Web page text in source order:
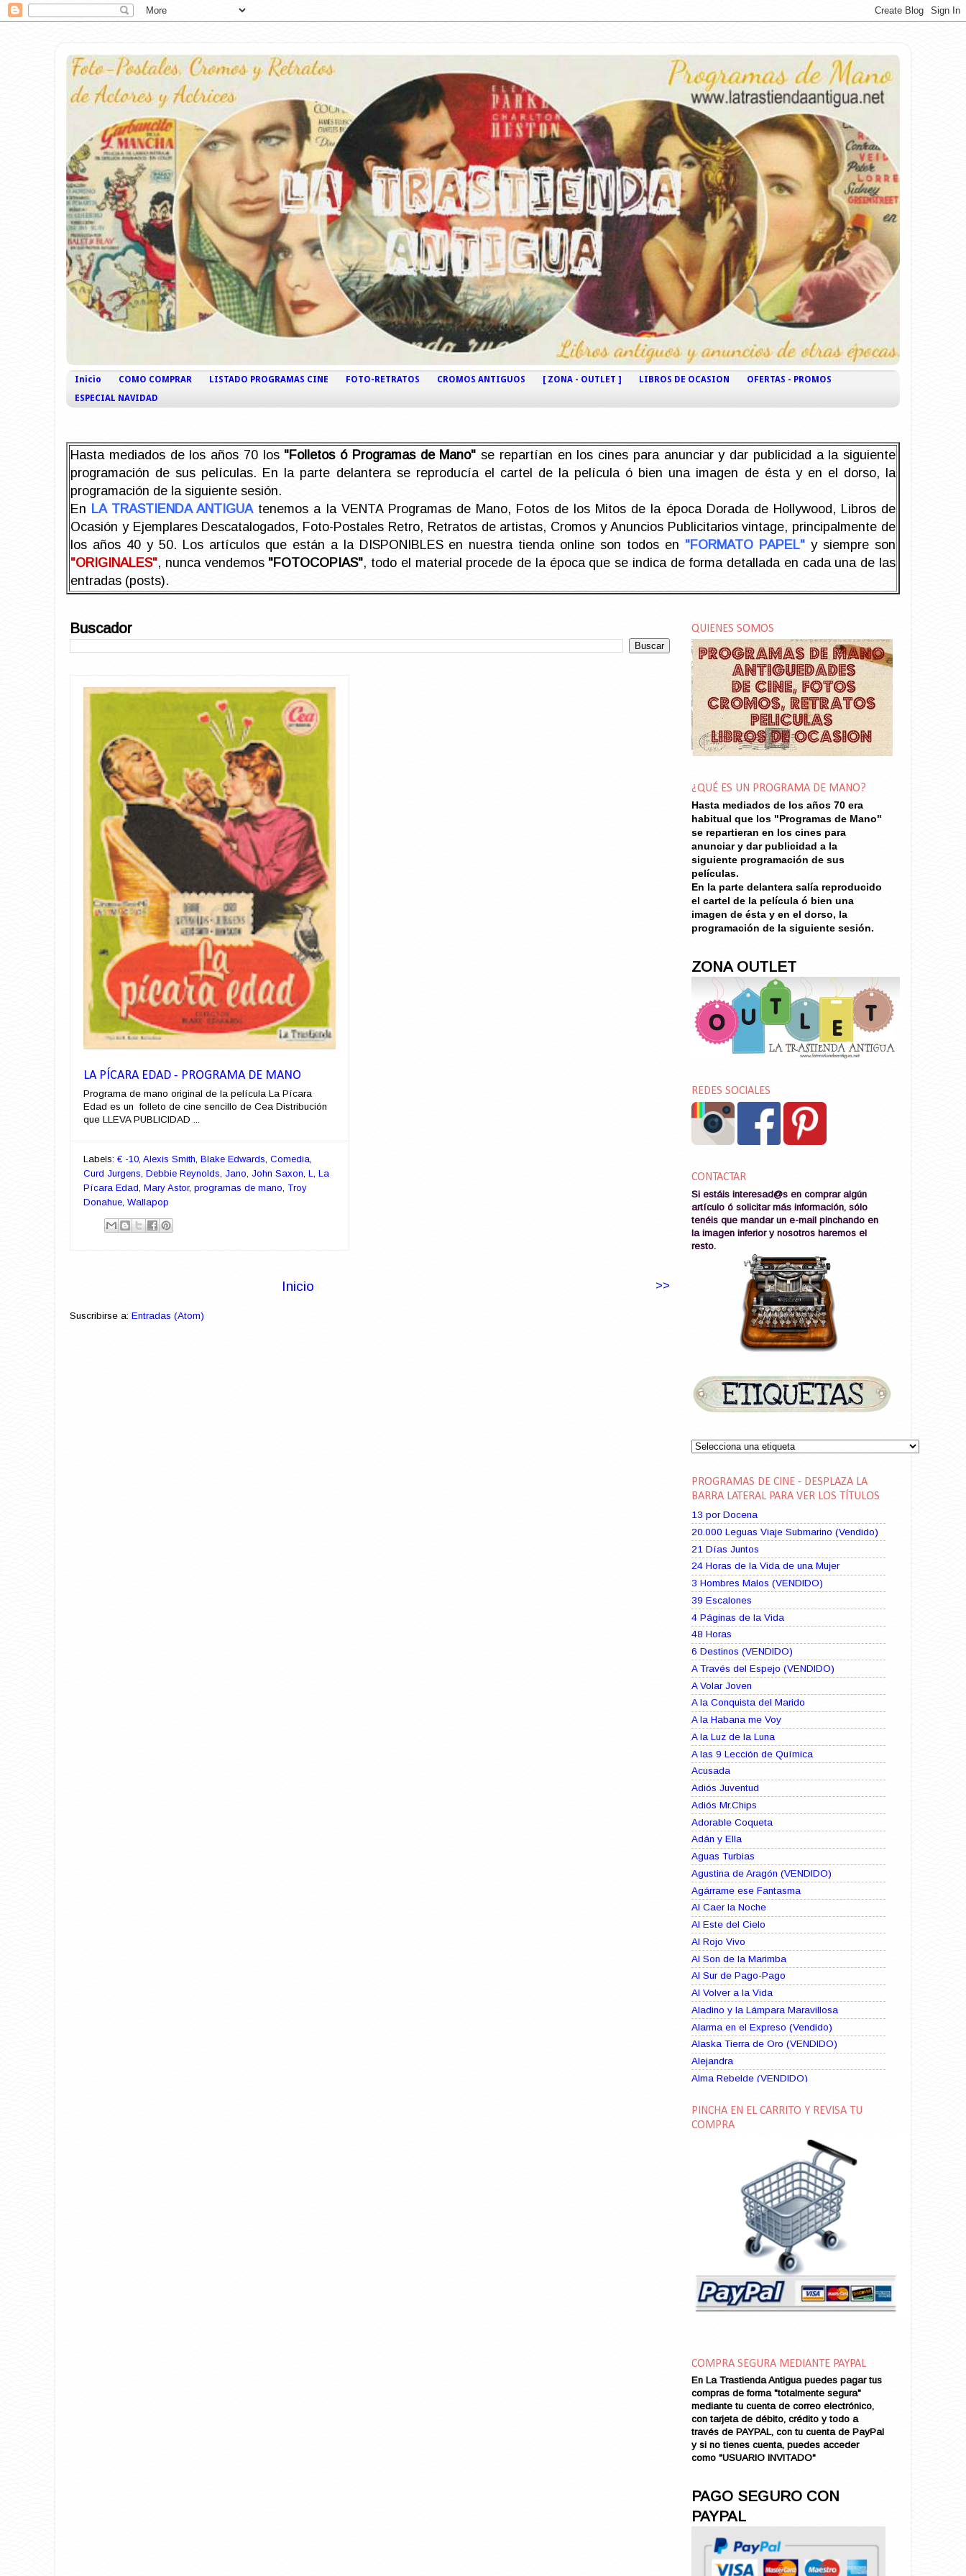
Inicio COMO COMPRAR LISTADO PROGRAMAS CINE FOTO-RETRATOS CROMOS ANTIGUOS [ ZONA - OUTLET ] LIBROS DE OCASION
OFERTAS - PROMOS
ESPECIAL NAVIDAD
Hasta mediados de los años 70 los "Folletos ó Programas de Mano" se repartían en los cines para anunciar y dar publicidad a la siguiente
programación de sus películas. En la parte delantera se reproducía el cartel de la película ó bien una imagen de ésta y en el dorso, la
programación de la siguiente sesión.
En LA TRASTIENDA ANTIGUAtenemos a la VENTA Programas de Mano, Fotos de los Mitos de la época Dorada de Hollywood, Libros de
Ocasión y Ejemplares Descatalogados, Foto-Postales Retro, Retratos de artistas, Cromos y Anuncios Publicitarios vintage, principalmente de
los años 40 y 50. Los artículos que están a la DISPONIBLES en nuestra tienda online son todos en "FORMATO PAPEL" y siempre son
"ORIGINALES", nunca vendemos "FOTOCOPIAS", todo el material procede de la época que se indica de forma detallada en cada una de las
entradas (posts).
Buscador
LA PÍCARA EDAD - PROGRAMA DE MANO
Programa de mano original de la película La Pícara
Edad es un folleto de cine sencillo de Cea Distribución
que LLEVA PUBLICIDAD ...
Labels: € -10 Alexis Smith Blake Edwards Comedia
Curd Jurgens Debbie Reynolds Jano John Saxon L
La
Pícara Edad Mary Astor, programas de mano Troy
Donahue Wallapop
>>
Inicio
Suscribirse a: Entradas (Atom)
QUIENES SOMOS
¿QUÉ ES UN PROGRAMA DE MANO?
Hasta mediados de los años 70 era
habitual que los "Programas de Mano"
se repartieran en los cines para
anunciar y dar publicidad a la
siguiente programación de sus
películas.
En la parte delantera salía reproducido
el cartel de la película ó bien una
imagen de ésta y en el dorso, la
programación de la siguiente sesión.
ZONA OUTLET
REDES SOCIALES
CONTACTAR
Si estáis interesad@s en comprar algún
artículo ó solicitar más información, sólo
tenéis que mandar un e-mail pinchando en
la imagen inferior y nosotros haremos el
resto.
PROGRAMAS DE CINE - DESPLAZA LA
BARRA LATERAL PARA VER LOS TÍTULOS
13 por Docena
20.000 Leguas Viaje Submarino (Vendido)
21 Días Juntos
24 Horas de la Vida de una Mujer
3 Hombres Malos (VENDIDO)
39 Escalones
4 Páginas de la Vida
48 Horas
6 Destinos (VENDIDO)
A Través del Espejo (VENDIDO)
A Volar Joven
A la Conquista del Marido
A la Habana me Voy
A la Luz de la Luna
A las 9 Lección de Química
Acusada
Adiós Juventud
Adiós Mr.Chips
Adorable Coqueta
Adán y Ella
Aguas Turbias
Agustina de Aragón (VENDIDO)
Agárrame ese Fantasma
Al Caer la Noche
Al Este del Cielo
Al Rojo Vivo
Al Son de la Marimba
Al Sur de Pago-Pago
Al Volver a la Vida
Aladino y la Lámpara Maravillosa
Alarma en el Expreso (Vendido)
Alaska Tierra de Oro (VENDIDO)
Alejandra
Alma Rebelde (VENDIDO)
Alma en Suplicio (VENDIDO)
Almas Borrascosas
Amame esta Noche (VENDIDO)
Amanda La Paciente Peligrosa
Amarga Victoria
Amor a Medianoche
Amor en Conserva (VENDIDO)
Amor que Mata
Amor sin Refugio
Ana de Brooklyn
Ana y El Rey de Siam
Anatomía de un Asesinato
Andrés Harvey Millonario (VENDIDO)
Andrés Harvey Tenorio
Andrés Harvey se Enamora (VENDIDO)
Aníbal
Aquella Noche en Rio
Arenas Sangrientas
Argel (VENDIDO)
Armonías de Juventud (VENDIDO)
PINCHA EN EL CARRITO Y REVISA TU
COMPRA
COMPRA SEGURA MEDIANTE PAYPAL
En La Trastienda Antigua puedes pagar tus
compras de forma "totalmente segura"
mediante tu cuenta de correo electrónico,
con tarjeta de débito, crédito y todo a
través de PAYPAL, con tu cuenta de PayPal
y si no tienes cuenta, puedes acceder
como "USUARIO INVITADO"
PAGO SEGURO CON
PAYPAL